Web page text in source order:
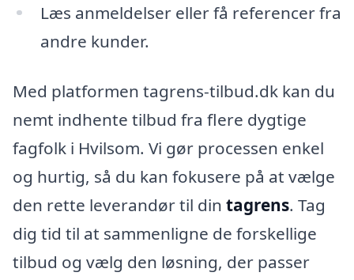
Læs anmeldelser eller få referencer fra
andre kunder.
Med platformen tagrens-tilbud.dk kan du
nemt indhente tilbud fra flere dygtige
fagfolk i Hvilsom. Vi gør processen enkel
og hurtig, så du kan fokusere på at vælge
den rette leverandør til din tagrens. Tag
dig tid til at sammenligne de forskellige
tilbud og vælg den løsning, der passer